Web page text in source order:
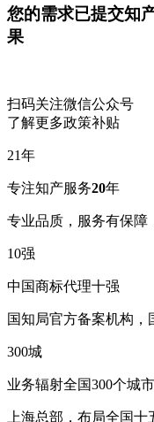
您的需求已提交知
果
扫码关注微信公众号
了解更多政策补贴
21年
专注知产服务20年
专业品质，服务有保障
10强
中国商标代理十强
国知局官方备案机构，
300城
业务辐射全国300个城市
上海总部，布局全国十